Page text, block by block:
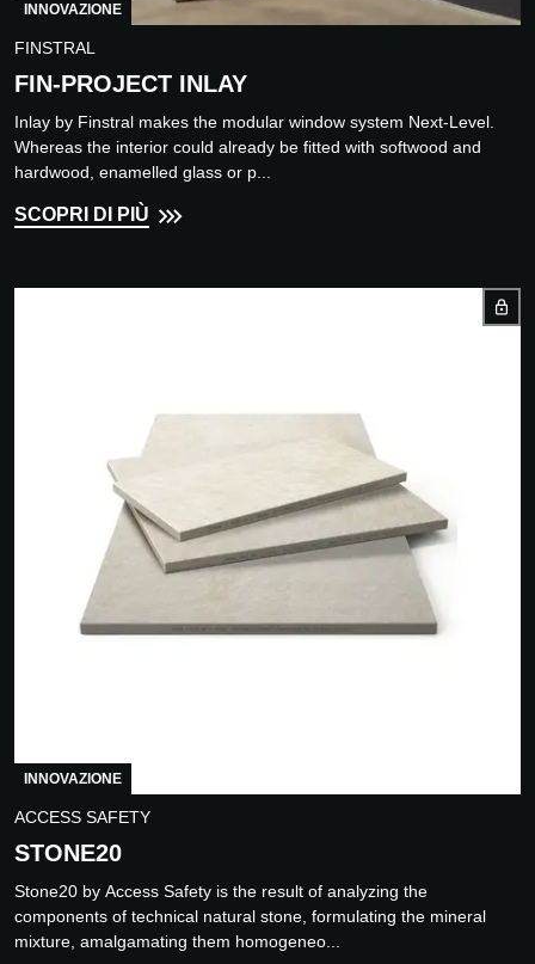
INNOVAZIONE
FINSTRAL
FIN-PROJECT INLAY
Inlay by Finstral makes the modular window system Next-Level.
Whereas the interior could already be fitted with softwood and
hardwood, enamelled glass or p...
SCOPRI DI PIÙ
INNOVAZIONE
ACCESS SAFETY
STONE20
Stone20 by Access Safety is the result of analyzing the
components of technical natural stone, formulating the mineral
mixture, amalgamating them homogeneo...